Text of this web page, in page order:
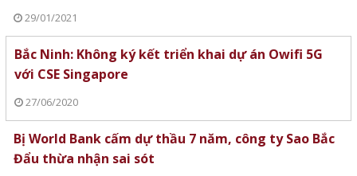
29/01/2021
Bắc Ninh: Không ký kết triển khai dự án Owifi 5G
với CSE Singapore
27/06/2020
Bị World Bank cấm dự thầu 7 năm, công ty Sao Bắc
Đẩu thừa nhận sai sót